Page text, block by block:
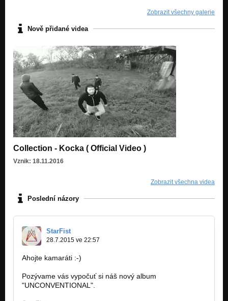
Zobrazit všechny galerie
Nově přidané videa
Collection - Kocka ( Official Video )
Vznik: 18.11.2016
Zobrazit všechna videa
Poslední názory
StarFist
28.7.2015 ve 22:57
Ahojte kamaráti :-)
Pozývame vás vypočuť si náš nový album
"UNCONVENTIONAL".